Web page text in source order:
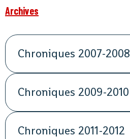
Archives
Chroniques 2007-2008
Chroniques 2009-2010
Chroniques 2011-2012